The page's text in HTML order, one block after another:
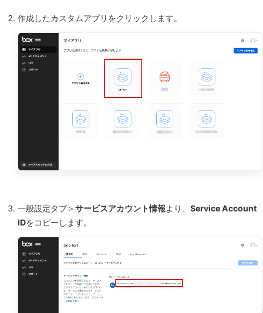
作成したカスタムアプリをクリックします。
一般設定タブ＞サービスアカウント情報より、 Service Account
IDをコピーします。